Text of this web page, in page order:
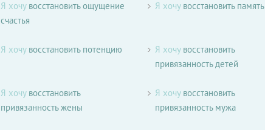
Я хочувосстановить ощущение
счастья
Я хочувосстановить память
Я хочувосстановить потенцию Я хочувосстановить
привязанность детей
Я хочувосстановить
привязанность жены
Я хочувосстановить
привязанность мужа